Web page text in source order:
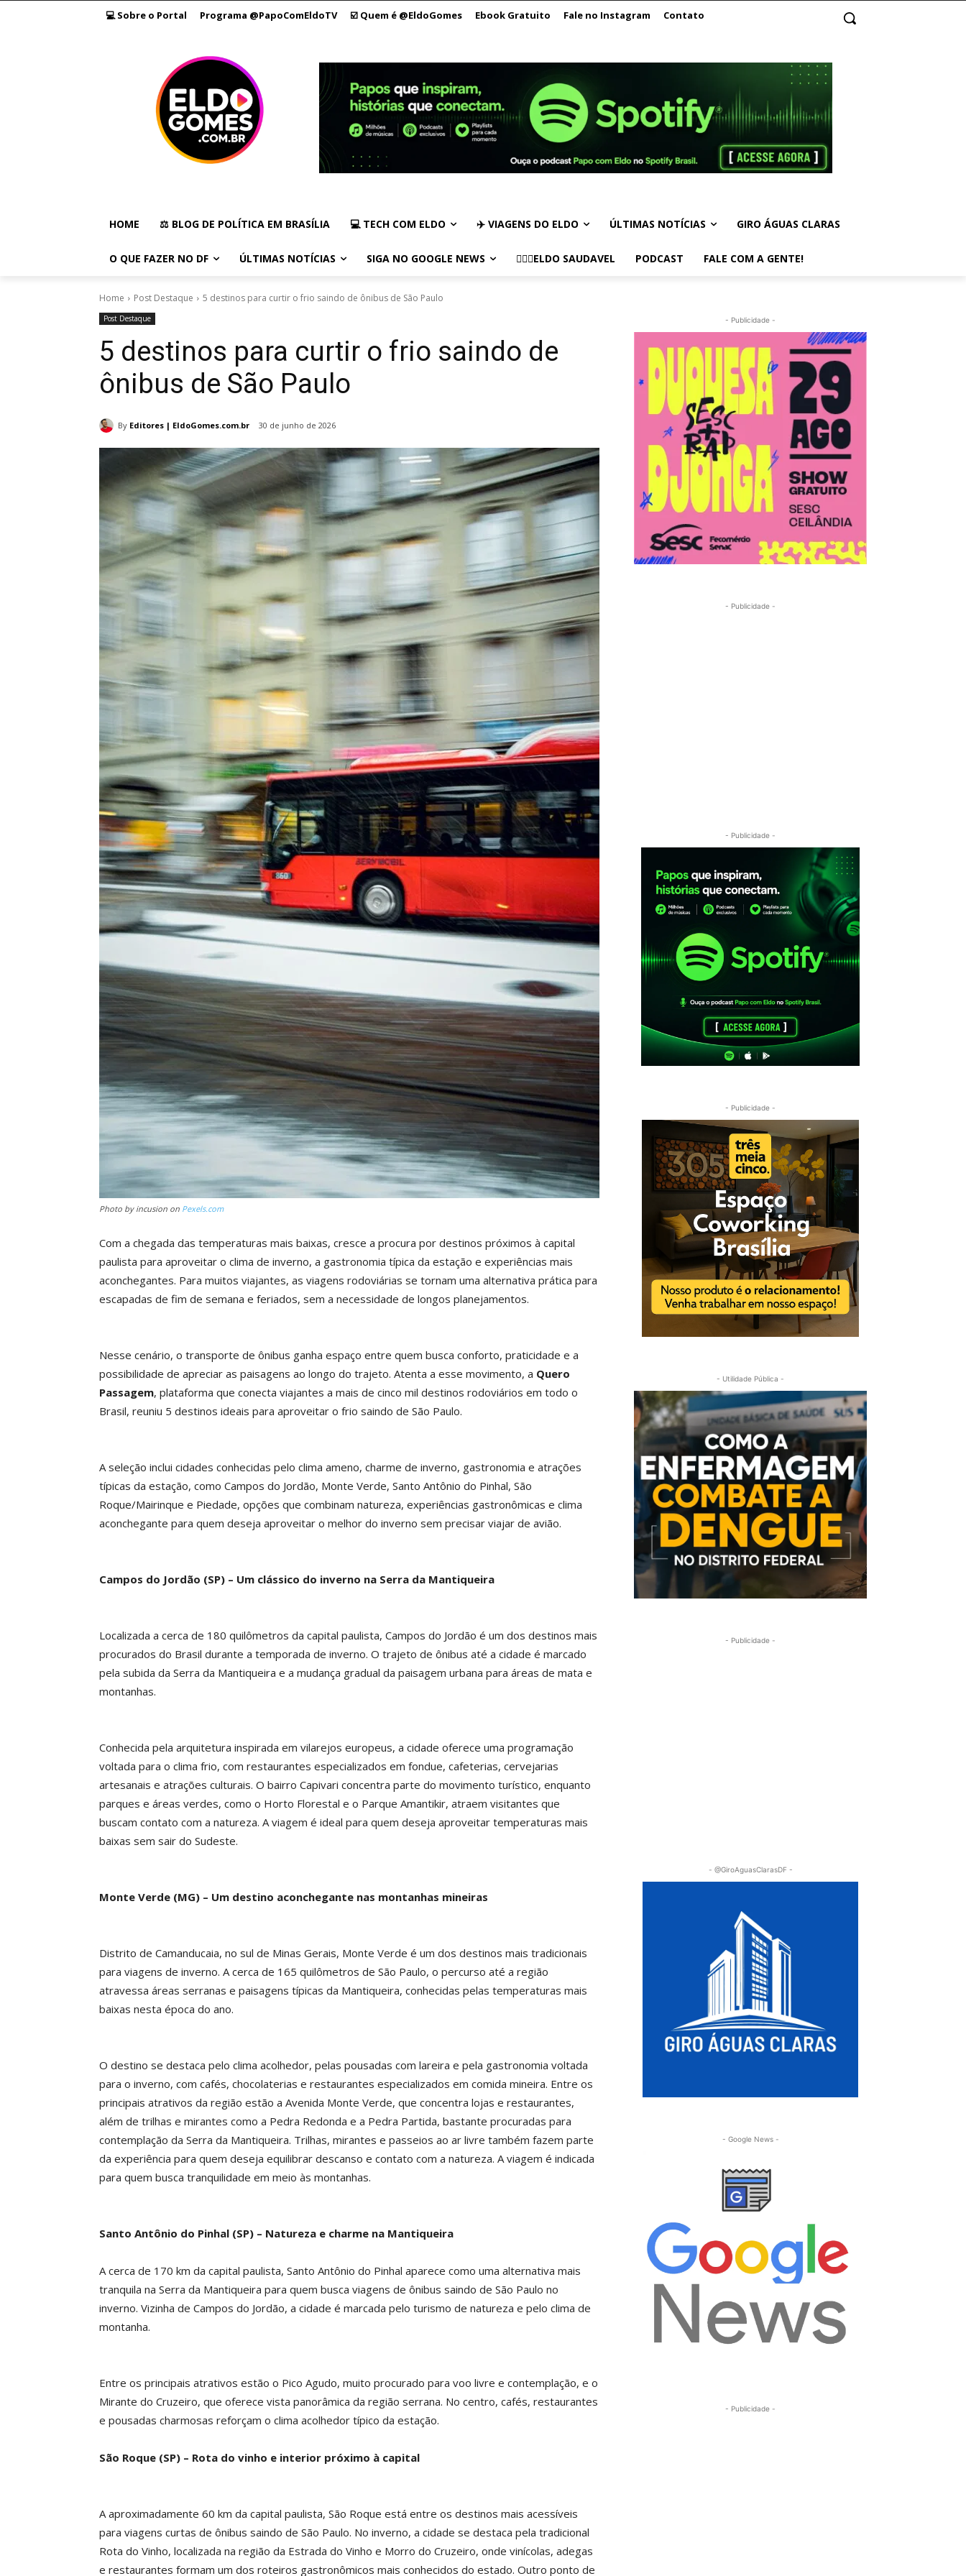
💻 Sobre o Portal Programa @PapoComEldoTV ☑️ Quem é @EldoGomes Ebook Gratuito Fale no Instagram Contato
HOME ⚖️ BLOG DE POLÍTICA EM BRASÍLIA 💻 TECH COM ELDO ✈️ VIAGENS DO ELDO ÚLTIMAS NOTÍCIAS GIRO ÁGUAS CLARAS
O QUE FAZER NO DF ÚLTIMAS NOTÍCIAS SIGA NO GOOGLE NEWS 🏃🏻‍♂️ELDO SAUDAVEL PODCAST FALE COM A GENTE!
Home Post Destaque 5 destinos para curtir o frio saindo de ônibus de São Paulo
Post Destaque
5 destinos para curtir o frio saindo de
ônibus de São Paulo
By Editores | EldoGomes.com.br 30 de junho de 2026
Photo by incusion on Pexels.com
Com a chegada das temperaturas mais baixas, cresce a procura por destinos próximos à capital
paulista para aproveitar o clima de inverno, a gastronomia típica da estação e experiências mais
aconchegantes. Para muitos viajantes, as viagens rodoviárias se tornam uma alternativa prática para
escapadas de fim de semana e feriados, sem a necessidade de longos planejamentos.
Nesse cenário, o transporte de ônibus ganha espaço entre quem busca conforto, praticidade e a
possibilidade de apreciar as paisagens ao longo do trajeto. Atenta a esse movimento, a Quero
Passagem, plataforma que conecta viajantes a mais de cinco mil destinos rodoviários em todo o
Brasil, reuniu 5 destinos ideais para aproveitar o frio saindo de São Paulo.
A seleção inclui cidades conhecidas pelo clima ameno, charme de inverno, gastronomia e atrações
típicas da estação, como Campos do Jordão, Monte Verde, Santo Antônio do Pinhal, São
Roque/Mairinque e Piedade, opções que combinam natureza, experiências gastronômicas e clima
aconchegante para quem deseja aproveitar o melhor do inverno sem precisar viajar de avião.
Campos do Jordão (SP) – Um clássico do inverno na Serra da Mantiqueira
Localizada a cerca de 180 quilômetros da capital paulista, Campos do Jordão é um dos destinos mais
procurados do Brasil durante a temporada de inverno. O trajeto de ônibus até a cidade é marcado
pela subida da Serra da Mantiqueira e a mudança gradual da paisagem urbana para áreas de mata e
montanhas.
Conhecida pela arquitetura inspirada em vilarejos europeus, a cidade oferece uma programação
voltada para o clima frio, com restaurantes especializados em fondue, cafeterias, cervejarias
artesanais e atrações culturais. O bairro Capivari concentra parte do movimento turístico, enquanto
parques e áreas verdes, como o Horto Florestal e o Parque Amantikir, atraem visitantes que
buscam contato com a natureza. A viagem é ideal para quem deseja aproveitar temperaturas mais
baixas sem sair do Sudeste.
Monte Verde (MG) – Um destino aconchegante nas montanhas mineiras
Distrito de Camanducaia, no sul de Minas Gerais, Monte Verde é um dos destinos mais tradicionais
para viagens de inverno. A cerca de 165 quilômetros de São Paulo, o percurso até a região
atravessa áreas serranas e paisagens típicas da Mantiqueira, conhecidas pelas temperaturas mais
baixas nesta época do ano.
O destino se destaca pelo clima acolhedor, pelas pousadas com lareira e pela gastronomia voltada
para o inverno, com cafés, chocolaterias e restaurantes especializados em comida mineira. Entre os
principais atrativos da região estão a Avenida Monte Verde, que concentra lojas e restaurantes,
além de trilhas e mirantes como a Pedra Redonda e a Pedra Partida, bastante procuradas para
contemplação da Serra da Mantiqueira. Trilhas, mirantes e passeios ao ar livre também fazem parte
da experiência para quem deseja equilibrar descanso e contato com a natureza. A viagem é indicada
para quem busca tranquilidade em meio às montanhas.
Santo Antônio do Pinhal (SP) – Natureza e charme na Mantiqueira
A cerca de 170 km da capital paulista, Santo Antônio do Pinhal aparece como uma alternativa mais
tranquila na Serra da Mantiqueira para quem busca viagens de ônibus saindo de São Paulo no
inverno. Vizinha de Campos do Jordão, a cidade é marcada pelo turismo de natureza e pelo clima de
montanha.
Entre os principais atrativos estão o Pico Agudo, muito procurado para voo livre e contemplação, e o
Mirante do Cruzeiro, que oferece vista panorâmica da região serrana. No centro, cafés, restaurantes
e pousadas charmosas reforçam o clima acolhedor típico da estação.
São Roque (SP) – Rota do vinho e interior próximo à capital
A aproximadamente 60 km da capital paulista, São Roque está entre os destinos mais acessíveis
para viagens curtas de ônibus saindo de São Paulo. No inverno, a cidade se destaca pela tradicional
Rota do Vinho, localizada na região da Estrada do Vinho e Morro do Cruzeiro, onde vinícolas, adegas
e restaurantes formam um dos roteiros gastronômicos mais conhecidos do estado. Outro ponto de
- Publicidade -
- Publicidade -
- Publicidade -
- Publicidade -
- Utilidade Pública -
- Publicidade -
- @GiroAguasClarasDF -
- Google News -
- Publicidade -